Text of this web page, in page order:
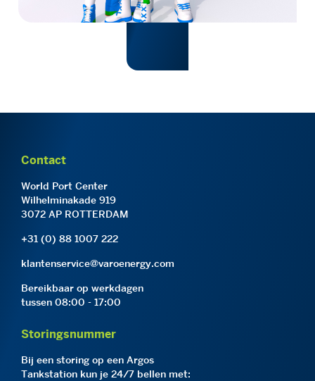
Contact
World Port Center
Wilhelminakade 919
3072 AP ROTTERDAM
+31 (0) 88 1007 222
klantenservice@varoenergy.com
Bereikbaar op werkdagen
tussen 08:00 - 17:00
Storingsnummer
Bij een storing op een Argos
Tankstation kun je 24/7 bellen met: